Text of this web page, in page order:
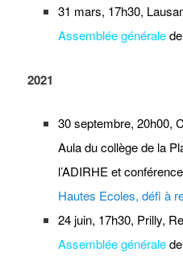
31 mars, 17h30,
Assemblée générale
2021
30 septembre, 20h00,
Aula du collège de la
l’ADIRHE et
Hautes Ecoles, défi à
24 juin, 17h30, Prilly,
Assemblée générale